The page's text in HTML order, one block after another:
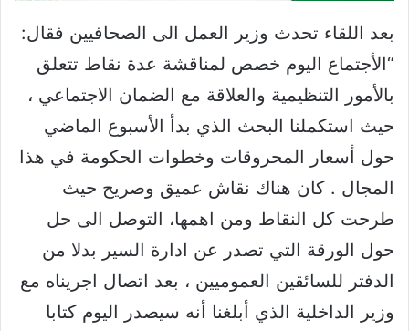
بعد اللقاء تحدث وزير العمل الى الصحافيين فقال:
“الأجتماع اليوم خصص لمناقشة عدة نقاط تتعلق
بالأمور التنظيمية والعلاقة مع الضمان الاجتماعي ،
حيث استكملنا البحث الذي بدأ الأسبوع الماضي
حول أسعار المحروقات وخطوات الحكومة في هذا
المجال . كان هناك نقاش عميق وصريح حيث
طرحت كل النقاط ومن اهمها، التوصل الى حل
حول الورقة التي تصدر عن ادارة السير بدلا من
الدفتر للسائقين العموميين ، بعد اتصال اجريناه مع
وزير الداخلية الذي أبلغنا أنه سيصدر اليوم كتابا